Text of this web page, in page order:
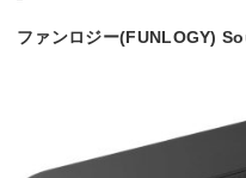
ファンロジー(FUNLOGY)